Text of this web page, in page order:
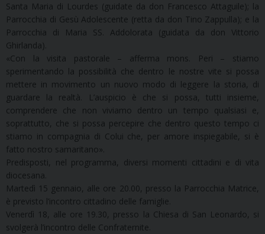
Santa Maria di Lourdes (guidate da don Francesco Attaguile); la
Parrocchia di Gesù Adolescente (retta da don Tino Zappulla); e la
Parrocchia di Maria SS. Addolorata (guidata da don Vittorio
Ghirlanda).
«Con la visita pastorale – afferma mons. Peri – stiamo
sperimentando la possibilità che dentro le nostre vite si possa
mettere in movimento un nuovo modo di leggere la storia, di
guardare la realtà. L’auspicio è che si possa, tutti insieme,
comprendere che non viviamo dentro un tempo qualsiasi e,
soprattutto, che si possa percepire che dentro questo tempo ci
stiamo in compagnia di Colui che, per amore inspiegabile, si è
fatto nostro samaritano».
Predisposti, nel programma, diversi momenti cittadini e di vita
diocesana.
Martedì 15 gennaio, alle ore 20.00, presso la Parrocchia Matrice,
è previsto l’incontro cittadino delle famiglie.
Venerdì 18, alle ore 19.30, presso la Chiesa di San Leonardo, si
svolgerà l’incontro delle Confraternite.